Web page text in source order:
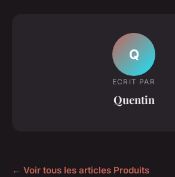
Q
ECRIT PAR
Quentin
← Voir tous les articles Produits